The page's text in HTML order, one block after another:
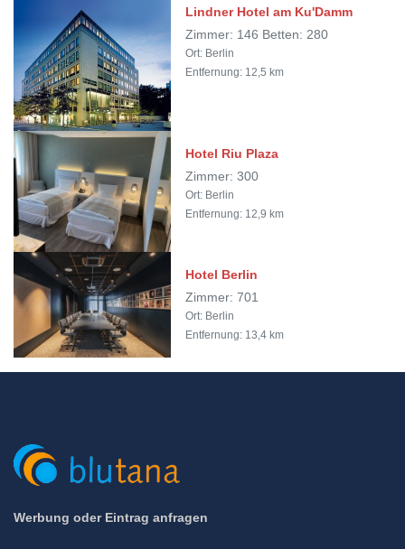
Lindner Hotel am Ku'Damm
Zimmer: 146 Betten: 280
Ort: Berlin
Entfernung: 12,5 km
Hotel Riu Plaza
Zimmer: 300
Ort: Berlin
Entfernung: 12,9 km
Hotel Berlin
Zimmer: 701
Ort: Berlin
Entfernung: 13,4 km
Werbung oder Eintrag anfragen